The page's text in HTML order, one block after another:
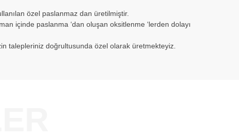
özel paslanmaz dan üretilmiştir.
içinde paslanma ‘dan oluşan oksitlenme ‘lerden dolayı
talepleriniz doğrultusunda özel olarak üretmekteyiz.